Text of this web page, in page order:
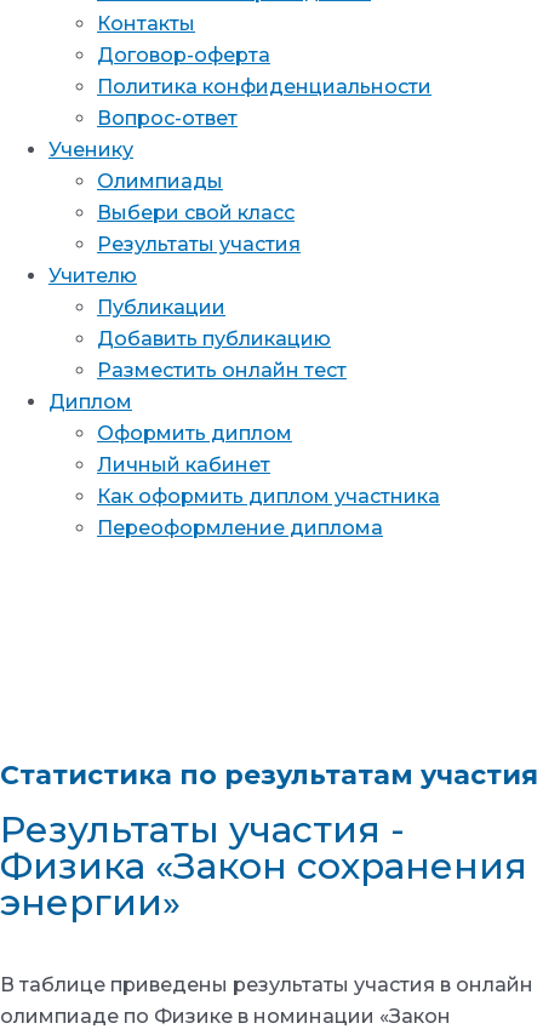
Контакты
Договор-оферта
Политика конфиденциальности
Вопрос-ответ
Ученику
Олимпиады
Выбери свой класс
Результаты участия
Учителю
Публикации
Добавить публикацию
Разместить онлайн тест
Диплом
Оформить диплом
Личный кабинет
Как оформить диплом участника
Переоформление диплома
Статистика по результатам участия
Результаты участия -
Физика «Закон сохранения
энергии»
В таблице приведены результаты участия в онлайн
олимпиаде по Физике в номинации «Закон